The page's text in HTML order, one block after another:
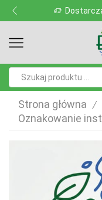
Strona główna /
Oznakowanie